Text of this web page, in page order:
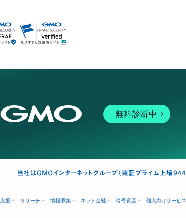
無料診断中
援 リサーチ 情報収集 ネット金融 暗号資産 個人向けサービス